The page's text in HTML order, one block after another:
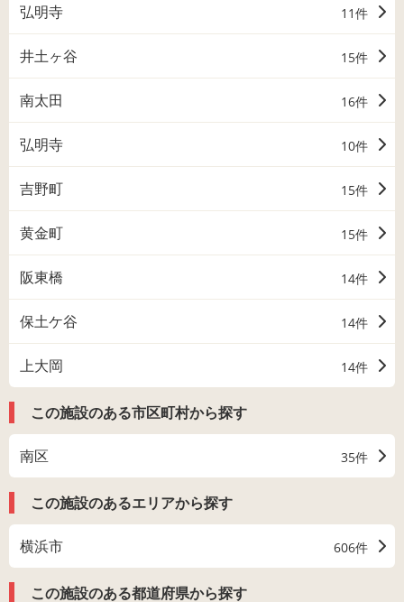
弘明寺 11件
井土ヶ谷 15件
南太田 16件
弘明寺 10件
吉野町 15件
黄金町 15件
阪東橋 14件
保土ケ谷 14件
上大岡 14件
この施設のある市区町村から探す
南区 35件
この施設のあるエリアから探す
横浜市 606件
この施設のある都道府県から探す